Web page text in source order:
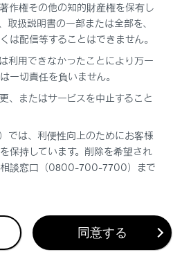
ージ
ての留意事項
作権その他の知的財産権を保有し
取扱説明書の一部または全部を、
は配信等することはできません。
利用できなかったことにより万一
一切責任を負いません。
、またはサービスを中止すること
では、利便性向上のためにお客様
保持しています。削除を希望され
相談窓口（0800-700-7700）まで
同意する